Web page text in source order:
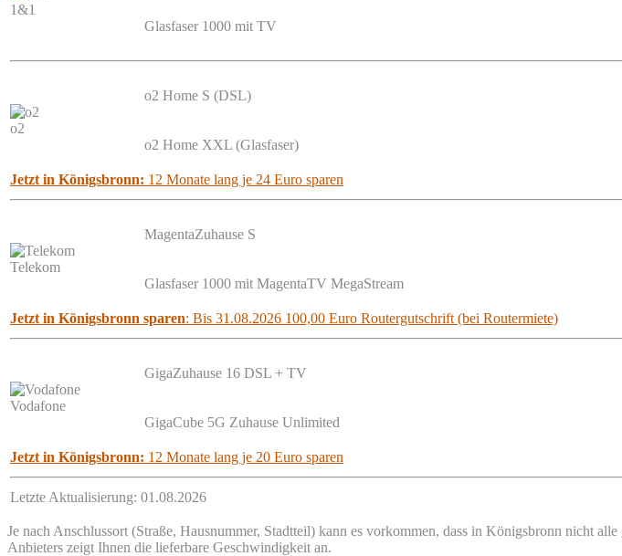
1&1
Glasfaser 1000 mit TV
o2
o2 Home S (DSL)
o2 Home XXL (Glasfaser)
Jetzt in Königsbronn: 12 Monate lang je 24 Euro sparen
Telekom
MagentaZuhause S
Glasfaser 1000 mit MagentaTV MegaStream
Jetzt in Königsbronn sparen: Bis 31.08.2026 100,00 Euro Routergutschrift (bei Routermiete)
Vodafone
GigaZuhause 16 DSL + TV
GigaCube 5G Zuhause Unlimited
Jetzt in Königsbronn: 12 Monate lang je 20 Euro sparen
Letzte Aktualisierung: 01.08.2026
Je nach Anschlussort (Straße, Hausnummer, Stadtteil) kann es vorkommen, dass in Königsbronn nicht
Anbieters zeigt Ihnen die lieferbare Geschwindigkeit an.